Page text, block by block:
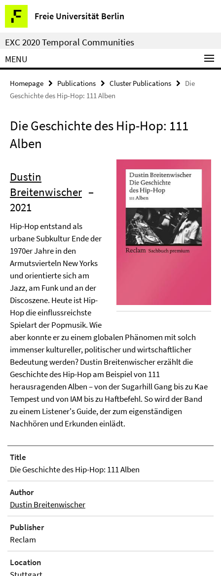
Springe
direkt
zu
Inhalt
Freie Universität Berlin
Service
Navigation
EXC 2020 Temporal Communities
MENU
Homepage Publications Cluster Publications
Die
Geschichte des Hip-Hop: 111 Alben
Die Geschichte des Hip-Hop: 111
Alben
Dustin
Breitenwischer –
2021
Hip-Hop entstand als
urbane Subkultur Ende der
1970er Jahre in den
Armutsvierteln New Yorks
und orientierte sich am
Jazz, am Funk und an der
Discoszene. Heute ist Hip-
Hop die einflussreichste
Spielart der Popmusik. Wie
aber konnte er zu einem globalen Phänomen mit solch
immenser kultureller, politischer und wirtschaftlicher
Bedeutung werden? Dustin Breitenwischer erzählt die
Geschichte des Hip-Hop am Beispiel von 111
herausragenden Alben – von der Sugarhill Gang bis zu Kae
Tempest und von IAM bis zu Haftbefehl. So wird der Band
zu einem Listener's Guide, der zum eigenständigen
Nachhören und Erkunden einlädt.
Title
Die Geschichte des Hip-Hop: 111 Alben
Author
Dustin Breitenwischer
Publisher
Reclam
Location